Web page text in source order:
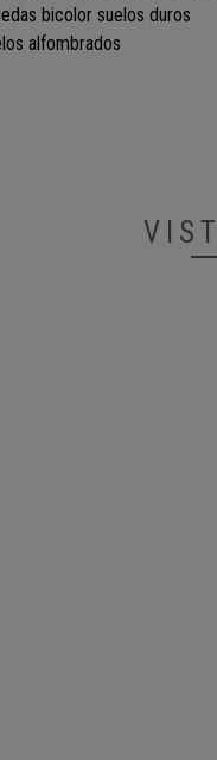
bicolor suelos duros
alfombrados